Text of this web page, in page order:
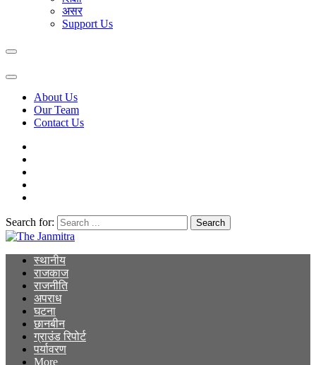
असर
Support Us
About Us
Our Team
Contact Us
Search for:
The Janmitra
The Janmitra
स्थानीय
राजकाज
राजनीति
अपराध
घटना
छानबीन
ग्राउंड रिपोर्ट
पर्यावरण
More